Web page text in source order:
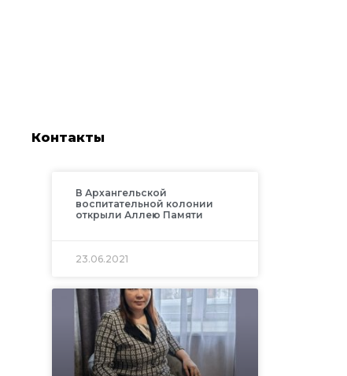
Контакты
В Архангельской
воспитательной колонии
открыли Аллею Памяти
23.06.2021